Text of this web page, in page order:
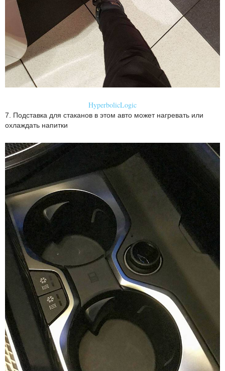
HyperbolicLogic
7. Подставка для стаканов в этом авто может нагревать или
охлаждать напитки